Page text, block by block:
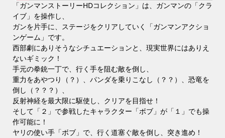
「ガンマンストーリーHDコレクション」は、ガンマンの「クラ
イブ」を操作し、
ガンを片手に、ステージをクリアしていく「ガンマンアクショ
ンゲーム」です。
西部劇にありそうなシチュエーションと、現実世界にはありえ
ないギミック！
手元の拳銃一丁で、行く手を阻む敵を倒し、
重力をあやつり（？）、パンダを乗りこなし（？？）、恐竜を
倒し（？？？）、
反射神経を最大限に駆使し、クリアを目指せ！
そして「２」で参戦したキャラクター「ボブ」が「１」でも操
作可能に！
ヤリの使い手「ボブ」で、行く道塞ぐ敵を倒し、突き進め！